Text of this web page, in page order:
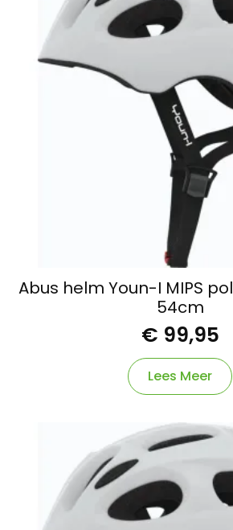
Abus helm Youn-I MIPS
54cm
€ 99,95
Lees Meer